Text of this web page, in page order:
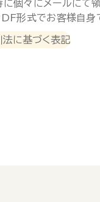
個々にメールにて
形式でお客様自身
に基づく表記